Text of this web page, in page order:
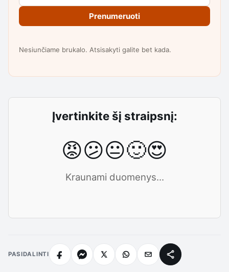
Prenumeruoti
Nesiunčiame brukalo. Atsisakyti galite bet kada.
Įvertinkite šį straipsnį:
😡😕😐🙂😍
Kraunami duomenys...
PASIDALINTI